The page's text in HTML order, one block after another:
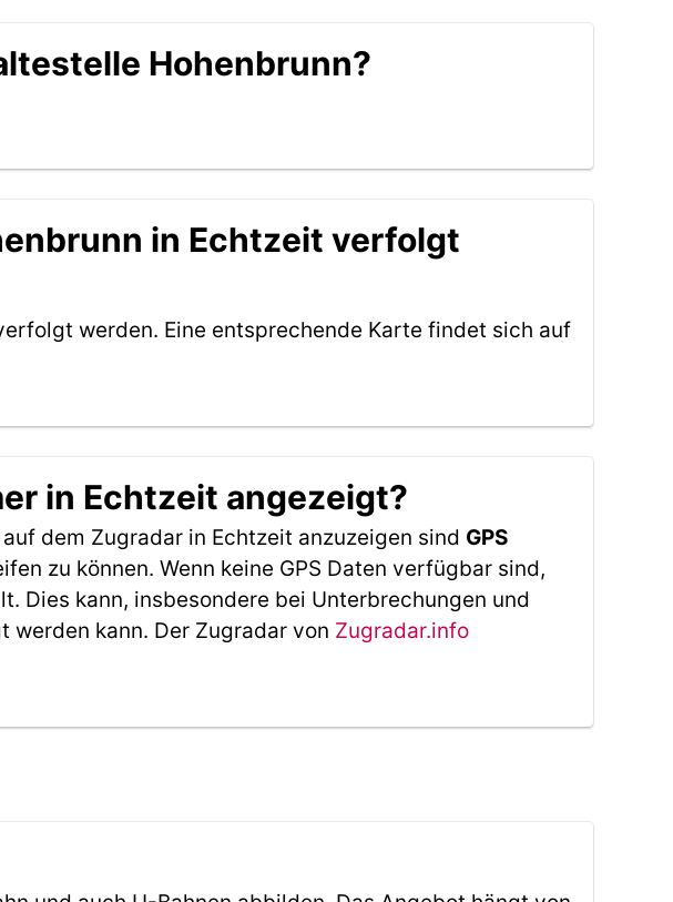
Hohenbrunn?
in Echtzeit verfolgt
werden. Eine entsprechende Karte findet sich auf
in Echtzeit angezeigt?
dem Zugradar in Echtzeit anzuzeigen sind GPS
zu können. Wenn keine GPS Daten verfügbar sind,
Dies kann, insbesondere bei Unterbrechungen und
werden kann. Der Zugradar von Zugradar.info